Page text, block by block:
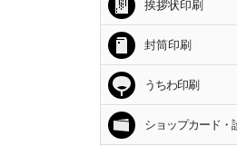
挨拶状印刷
封筒印刷
うちわ印刷
ショップカード・